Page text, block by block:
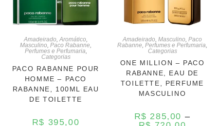
Amadeirado,Aromático,
Masculino, Paco Rabanne,
Perfumes e Perfumaria,
Categorias
PACO RABANNE POUR
HOMME – PACO
RABANNE, 100ML EAU
DE TOILETTE
R$ 395,00
Amadeirado, Masculino, Paco
Rabanne, Perfumes e Perfumaria,
Categorias
ONE MILLION – PACO
RABANNE, EAU DE
TOILETTE, PERFUME
MASCULINO
R$ 285,00 –